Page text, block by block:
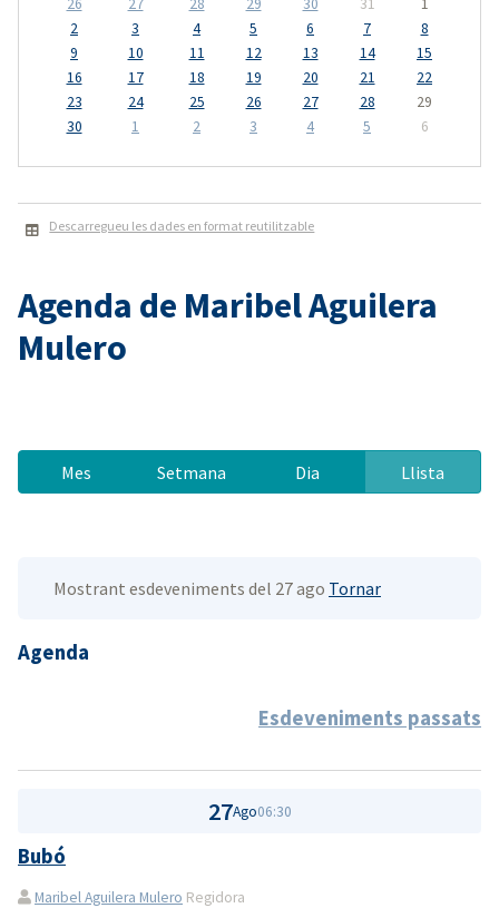
26
27 28 29 30 31
1
2
3 4 5 6 7
8
9
10 11 12 13 14
15
16
17 18 19 20 21
22
23
24 25 26 27 28
29
30
1 2 3 4 5 6
Descarregueu les dades en format reutilitzable
Agenda de Maribel Aguilera
Mulero
Mes Setmana Dia Llista
Mostrant esdeveniments del 27 ago Tornar
Agenda
Esdeveniments passats
27Ago06:30
Bubó
Maribel Aguilera Mulero Regidora